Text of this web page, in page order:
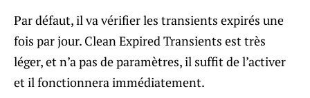
Par défaut, il va vérifier les transients expirés une
fois par jour. Clean Expired Transients est très
léger, et n’a pas de paramètres, il suffit de l’activer
et il fonctionnera immédiatement.